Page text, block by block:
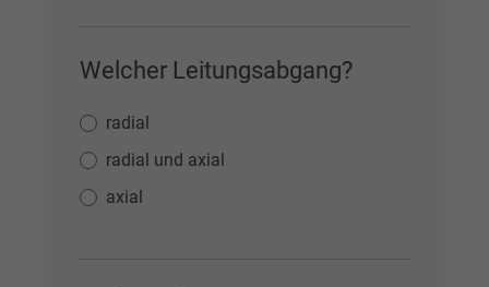
Welcher Leitungsabgang?
radial
radial und axial
axial